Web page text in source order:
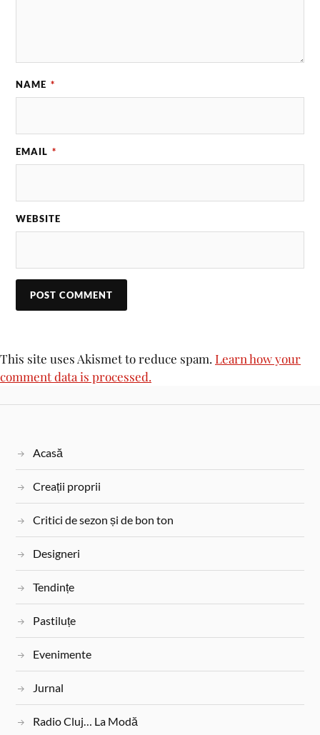
NAME *
EMAIL *
WEBSITE
This site uses Akismet to reduce spam. Learn how your
comment data is processed.
Acasă
Creații proprii
Critici de sezon și de bon ton
Designeri
Tendințe
Pastiluțe
Evenimente
Jurnal
Radio Cluj… La Modă